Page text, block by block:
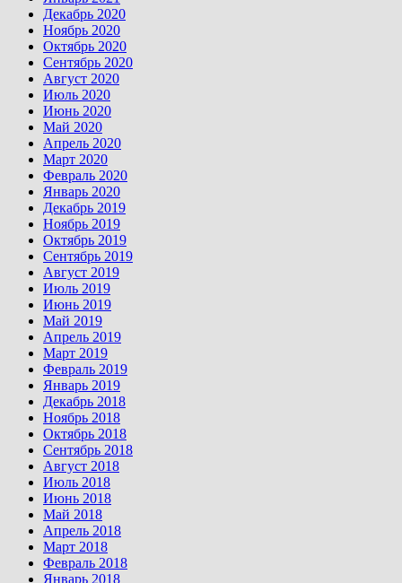
Декабрь 2020
Ноябрь 2020
Октябрь 2020
Сентябрь 2020
Август 2020
Июль 2020
Июнь 2020
Май 2020
Апрель 2020
Март 2020
Февраль 2020
Январь 2020
Декабрь 2019
Ноябрь 2019
Октябрь 2019
Сентябрь 2019
Август 2019
Июль 2019
Июнь 2019
Май 2019
Апрель 2019
Март 2019
Февраль 2019
Январь 2019
Декабрь 2018
Ноябрь 2018
Октябрь 2018
Сентябрь 2018
Август 2018
Июль 2018
Июнь 2018
Май 2018
Апрель 2018
Март 2018
Февраль 2018
Январь 2018